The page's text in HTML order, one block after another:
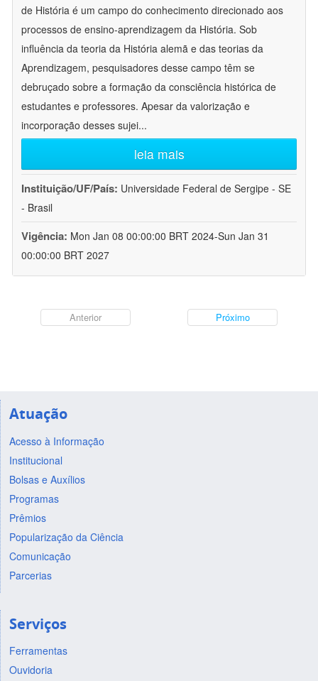
de História é um campo do conhecimento direcionado aos
processos de ensino-aprendizagem da História. Sob
influência da teoria da História alemã e das teorias da
Aprendizagem, pesquisadores desse campo têm se
debruçado sobre a formação da consciência histórica de
estudantes e professores. Apesar da valorização e
incorporação desses sujei...
leia mais
Instituição/UF/País: Universidade Federal de Sergipe - SE
- Brasil
Vigência: Mon Jan 08 00:00:00 BRT 2024-Sun Jan 31
00:00:00 BRT 2027
Anterior Próximo
Atuação
Acesso à Informação
Institucional
Bolsas e Auxílios
Programas
Prêmios
Popularização da Ciência
Comunicação
Parcerias
Serviços
Ferramentas
Ouvidoria